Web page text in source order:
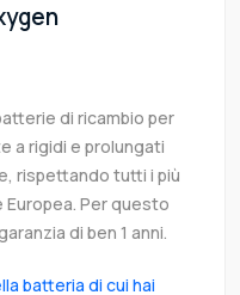
di ricambio per
a rigidi e prolungati
rispettando tutti i più
Europea. Per questo
di ben 1 anni.
batteria di cui hai